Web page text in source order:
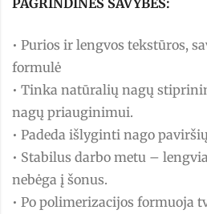
PAGRINDINĖS SAVYBĖS:
• Purios ir lengvos tekstūros,
formulė
• Tinka natūralių nagų
nagų priauginimui.
• Padeda išlyginti nago
• Stabilus darbo metu –
nebėga į šonus.
• Po polimerizacijos formuoja